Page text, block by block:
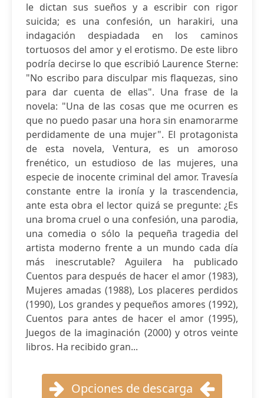
le dictan sus sueños y a escribir con rigor
suicida; es una confesión, un harakiri, una
indagación despiadada en los caminos
tortuosos del amor y el erotismo. De este libro
podría decirse lo que escribió Laurence Sterne:
"No escribo para disculpar mis flaquezas, sino
para dar cuenta de ellas". Una frase de la
novela: "Una de las cosas que me ocurren es
que no puedo pasar una hora sin enamorarme
perdidamente de una mujer". El protagonista
de esta novela, Ventura, es un amoroso
frenético, un estudioso de las mujeres, una
especie de inocente criminal del amor. Travesía
constante entre la ironía y la trascendencia,
ante esta obra el lector quizá se pregunte: ¿Es
una broma cruel o una confesión, una parodia,
una comedia o sólo la pequeña tragedia del
artista moderno frente a un mundo cada día
más inescrutable? Aguilera ha publicado
Cuentos para después de hacer el amor (1983),
Mujeres amadas (1988), Los placeres perdidos
(1990), Los grandes y pequeños amores (1992),
Cuentos para antes de hacer el amor (1995),
Juegos de la imaginación (2000) y otros veinte
libros. Ha recibido gran...
Opciones de descarga